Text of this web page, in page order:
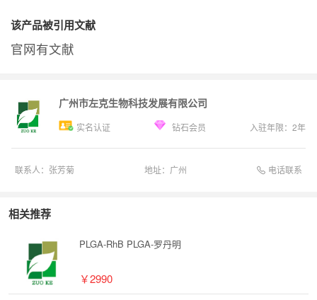
该产品被引用文献
官网有文献
广州市左克生物科技发展有限公司
实名认证 钻石会员 入驻年限： 2年
联系人： 张芳菊 地址： 广州 电话联系
相关推荐
PLGA-RhB PLGA-罗丹明
￥2990